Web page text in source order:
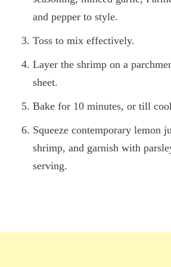
and pepper to style.
Toss to mix effectively.
Layer the shrimp on a
sheet.
Bake for 10 minutes, or till
Squeeze contemporary lemon
shrimp, and garnish with
serving.